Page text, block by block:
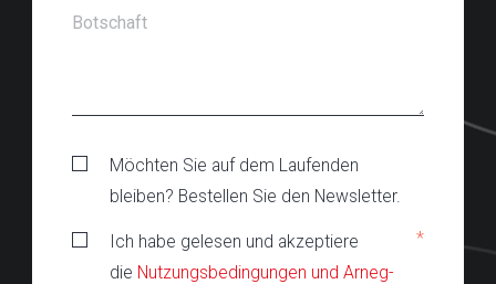
Botschaft
Möchten Sie auf dem Laufenden
bleiben? Bestellen Sie den Newsletter.
Ich habe gelesen und akzeptiere
die Nutzungsbedingungen und Arneg-
*